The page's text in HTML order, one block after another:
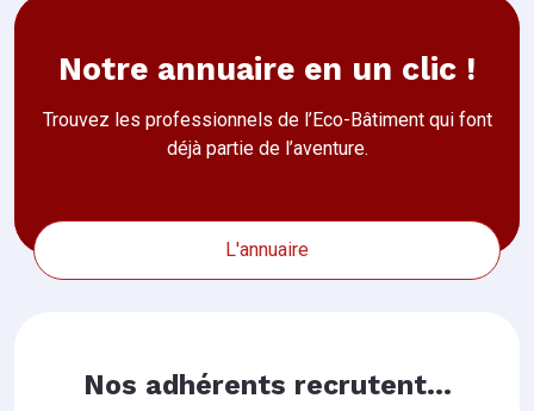
Notre annuaire en un clic !
Trouvez les professionnels de l’Eco-Bâtiment qui font
déjà partie de l’aventure.
L'annuaire
Nos adhérents recrutent...